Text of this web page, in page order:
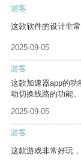
游客
这款软件的设计非
2025-09-05
游客
这款加速器app的功
动切换线路的功能。
2025-09-05
游客
这款游戏非常好玩